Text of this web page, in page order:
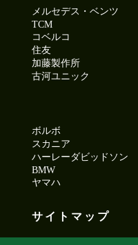
メルセデス・ベンツ
TCM
コベルコ
住友
加藤製作所
古河ユニック
ボルボ
スカニア
ハーレーダビッドソン
BMW
ヤマハ
サイトマップ